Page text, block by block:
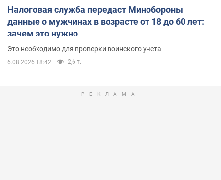
Налоговая служба передаст Минобороны
данные о мужчинах в возрасте от 18 до 60 лет:
зачем это нужно
Это необходимо для проверки воинского учета
6.08.2026 18:42 2,6 т.